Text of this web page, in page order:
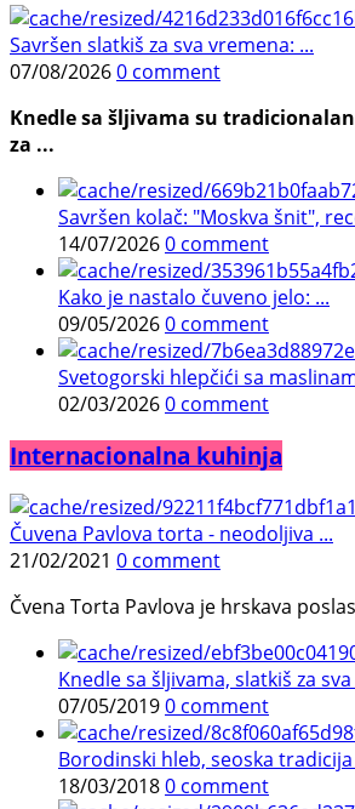
Savršen slatkiš za sva vremena: ...
07/08/20260 comment
Knedle sa šljivama su
za ...
Savršen kolač: "Moskva šnit",
14/07/20260 comment
Kako je nastalo čuveno jelo: ...
09/05/20260 comment
Svetogorski hlepčići sa
02/03/20260 comment
Internacionalna kuhinja
Čuvena Pavlova torta - neodoljiva ...
21/02/2021 0 comment
Čvena Torta Pavlova je hrskava
Knedle sa šljivama, slatkiš za sva
07/05/20190 comment
Borodinski hleb, seoska tradicija
18/03/20180 comment